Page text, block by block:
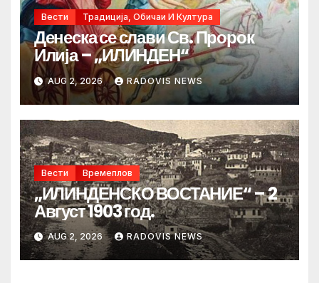
Вести Традиција, Обичаи И Култура
Денеска се слави Св. Пророк
Илија – „ИЛИНДЕН“
AUG 2, 2026 RADOVIS NEWS
Вести Времеплов
„ИЛИНДЕНСКО ВОСТАНИЕ“ – 2
Август 1903 год.
AUG 2, 2026 RADOVIS NEWS